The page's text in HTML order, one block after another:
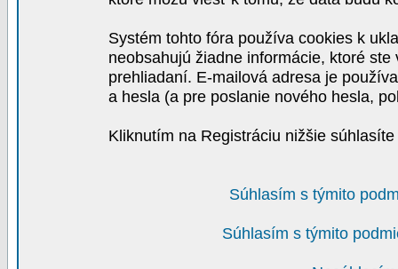
Systém tohto fóra používa cookies k
neobsahujú žiadne informácie, ktoré
prehliadaní. E-mailová adresa je
a hesla (a pre poslanie nového hesla,
Kliknutím na Registráciu nižšie
Súhlasím s týmito
Súhlasím s týmito